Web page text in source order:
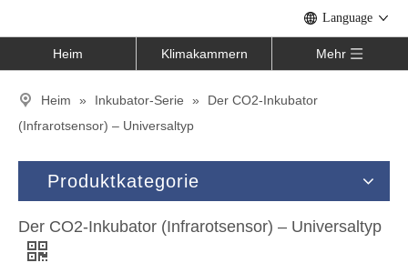
Language
Heim Klimakammern Mehr
Heim » Inkubator-Serie »
Der CO2-Inkubator
(Infrarotsensor) – Universaltyp
Produktkategorie
Der CO2-Inkubator (Infrarotsensor) – Universaltyp